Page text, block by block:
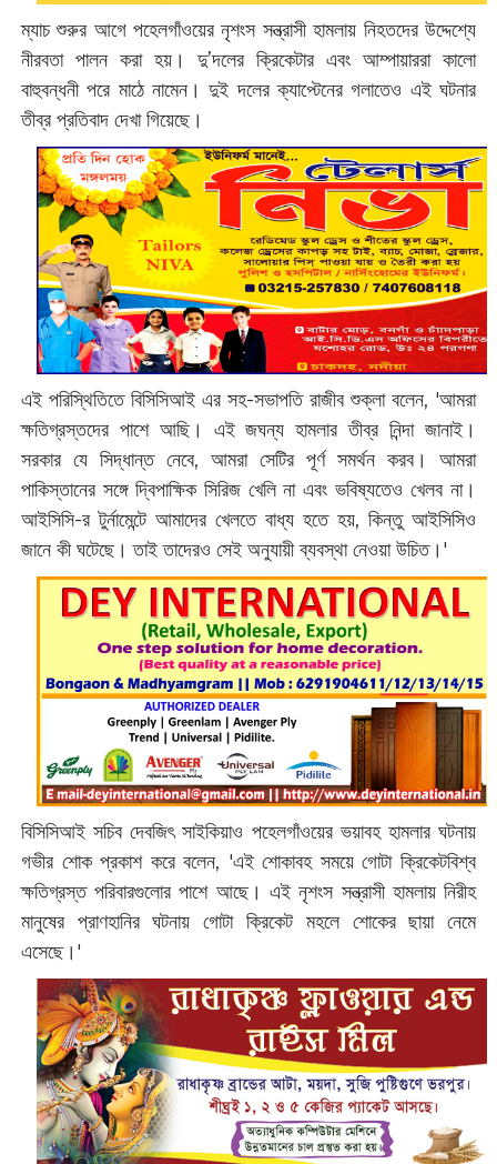
ম্যাচ শুরুর আগে পহেলগাঁওয়ের নৃশংস সন্ত্রাসী হামলায় নিহতদের উদ্দেশ্যে
নীরবতা পালন করা হয়। দু’দলের ক্রিকেটার এবং আম্পায়াররা কালো
বাহুবন্ধনী পরে মাঠে নামেন। দুই দলের ক্যাপ্টেনের গলাতেও এই ঘটনার
তীব্র প্রতিবাদ দেখা গিয়েছে।
এই পরিস্থিতিতে বিসিসিআই এর সহ-সভাপতি রাজীব শুক্লা বলেন, 'আমরা
ক্ষতিগ্রস্তদের পাশে আছি। এই জঘন্য হামলার তীব্র নিন্দা জানাই।
সরকার যে সিদ্ধান্ত নেবে, আমরা সেটির পূর্ণ সমর্থন করব। আমরা
পাকিস্তানের সঙ্গে দ্বিপাক্ষিক সিরিজ খেলি না এবং ভবিষ্যতেও খেলব না।
আইসিসি-র টুর্নামেন্টে আমাদের খেলতে বাধ্য হতে হয়, কিন্তু আইসিসিও
জানে কী ঘটেছে। তাই তাদেরও সেই অনুযায়ী ব্যবস্থা নেওয়া উচিত।'
বিসিসিআই সচিব দেবজিৎ সাইকিয়াও পহেলগাঁওয়ের ভয়াবহ হামলার ঘটনায়
গভীর শোক প্রকাশ করে বলেন, 'এই শোকাবহ সময়ে গোটা ক্রিকেটবিশ্ব
ক্ষতিগ্রস্ত পরিবারগুলোর পাশে আছে। এই নৃশংস সন্ত্রাসী হামলায় নিরীহ
মানুষের প্রাণহানির ঘটনায় গোটা ক্রিকেট মহলে শোকের ছায়া নেমে
এসেছে।'